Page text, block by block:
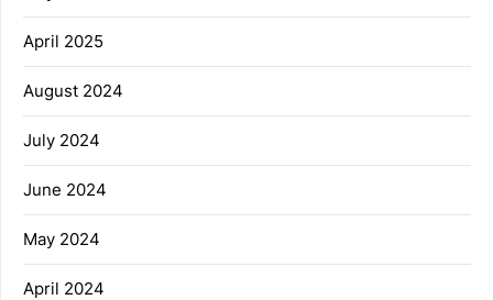
April 2025
August 2024
July 2024
June 2024
May 2024
April 2024